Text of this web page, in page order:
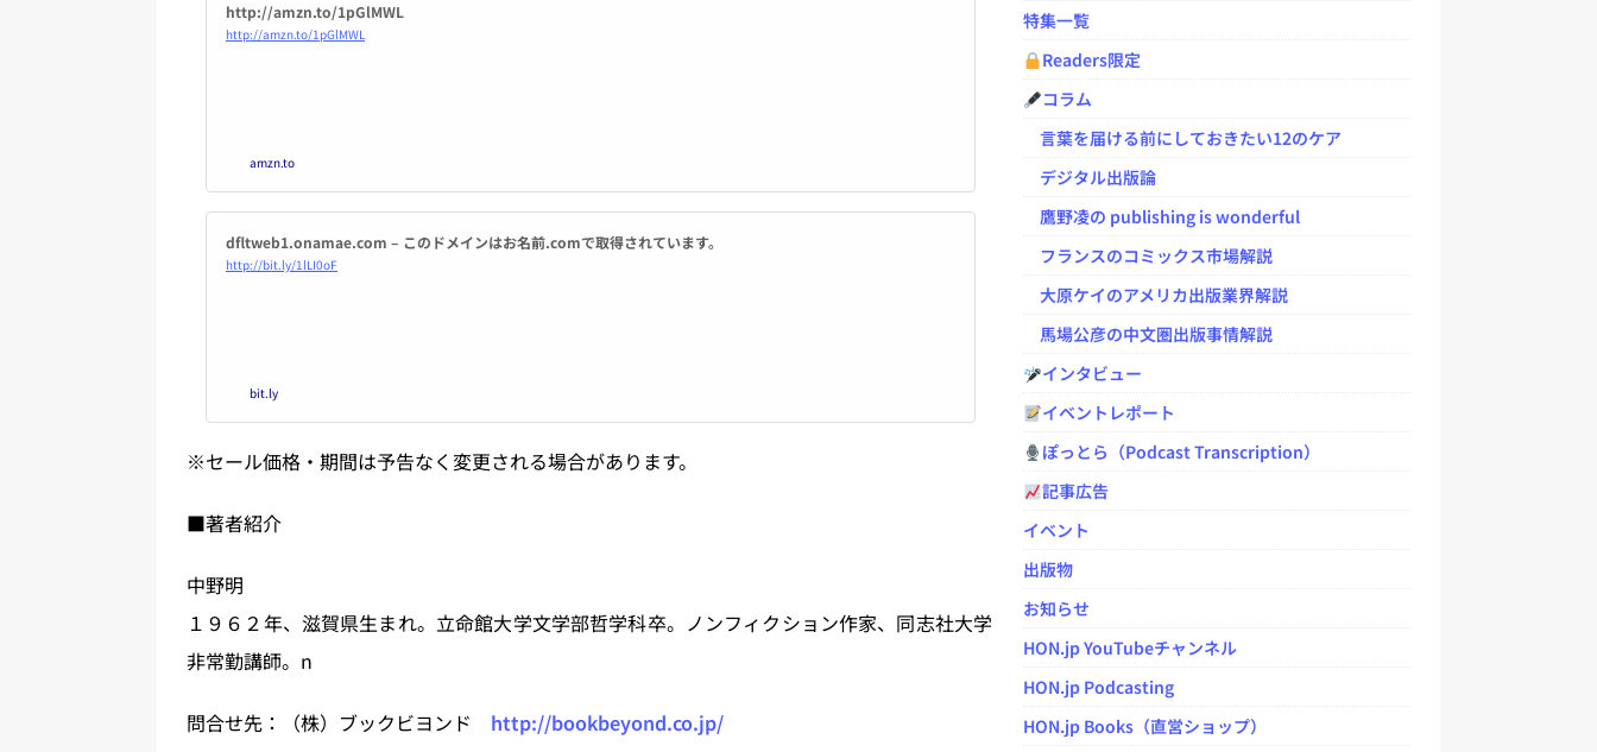
http://amzn.to/1pGlMWL
http://amzn.to/1pGlMWL
amzn.to
dfltweb1.onamae.com – このドメインはお名前.comで取得されています。
http://bit.ly/1lLI0oF
bit.ly
※セール価格・期間は予告なく変更される場合があります。
■著者紹介
中野明
１９６２年、滋賀県生まれ。立命館大学文学部哲学科卒。ノンフィクション作家、同志社大学
非常勤講師。n
問合せ先：（株）ブックビヨンド http://bookbeyond.co.jp/
特集一覧
Readers限定
コラム
言葉を届ける前にしておきたい12のケア
デジタル出版論
鷹野凌の publishing is wonderful
フランスのコミックス市場解説
大原ケイのアメリカ出版業界解説
馬場公彦の中文圏出版事情解説
インタビュー
イベントレポート
ぽっとら（Podcast Transcription）
記事広告
イベント
出版物
お知らせ
HON.jp YouTubeチャンネル
HON.jp Podcasting
HON.jp Books（直営ショップ）